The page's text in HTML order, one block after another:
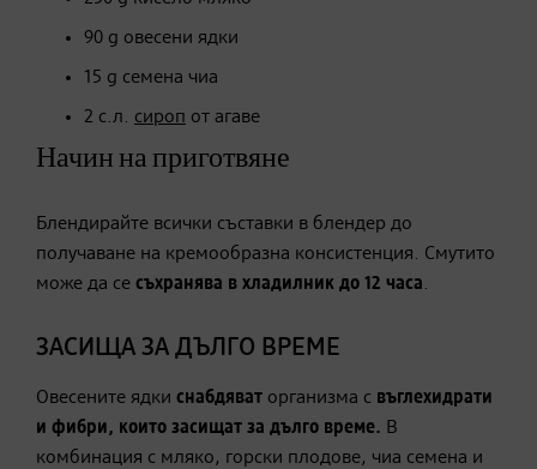
90 g овесени ядки
15 g семена чиа
2 с.л. сироп от агаве
Начин на приготвяне
Блендирайте всички съставки в блендер до
получаване на кремообразна консистенция. Смутито
може да се съхранява в хладилник до 12 часа.
ЗАСИЩА ЗА ДЪЛГО ВРЕМЕ
Овесените ядки снабдяват организма с въглехидрати
и фибри, които засищат за дълго време. В
комбинация с мляко, горски плодове, чиа семена и